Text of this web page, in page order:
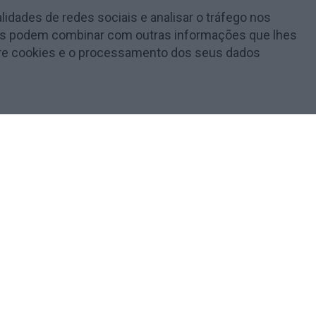
de redes sociais e analisar o tráfego nos
podem combinar com outras informações que lhes
cookies e o processamento dos seus dados